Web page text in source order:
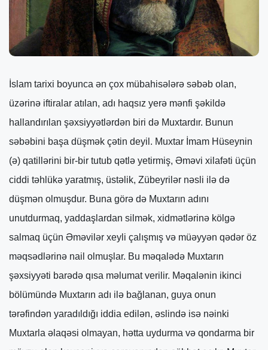
İslam tarixi boyunca ən çox mübahisələrə səbəb olan, üzərinə iftiralar atılan, adı haqsız yerə mənfi şəkildə hallandırılan şəxsiyyətlərdən biri də Muxtardır. Bunun səbəbini başa düşmək çətin deyil. Muxtar İmam Hüseynin (ə) qatillərini bir-bir tutub qətlə yetirmiş, Əməvi xilafəti üçün ciddi təhlükə yaratmış, üstəlik, Zübeyrilər nəsli ilə də düşmən olmuşdur. Buna görə də Muxtarın adını unutdurmaq, yaddaşlardan silmək, xidmətlərinə kölgə salmaq üçün Əməvilər xeyli çalışmış və müəyyən qədər öz məqsədlərinə nail olmuşlar. Bu məqalədə Muxtarın şəxsiyyəti barədə qısa məlumat verilir. Məqalənin ikinci bölümündə Muxtarın adı ilə bağlanan, guya onun tərəfindən yaradıldığı iddia edilən, əslində isə nəinki Muxtarla əlaqəsi olmayan, hətta uydurma və qondarma bir mövzu olan keysaniyyə cərəyanından söhbət açılır. Muxtar şiə məzhəbinin tarixində mühüm yer tutan şəxsiyyətlərdən biridir. Muxtar ibn Əbu Übeyd ibn Məsud Səqəfi hicrətin birinci ilində anadan olmuşdur. Əsli Taifdəndir. Atası Əbu Übeyd səhabələrdən olub, ikinci xəlifə Ömər ibn Xəttabın hakimiyyətinin əvvəllərində ailəsi ilə birlikdə Mədinəyə gəlmiş, İraqın fəthində iştirak etmiş və hicrətin 13-cü ilində (miladi 634-cü il) oğlu Cəbrlə birlikdə şəhid olmuşdu. Bundan sonra Muxtar əmisi Səid ibn Məsudun himayəsi altında yaşamağa başladı. Səid ibn Məsud Həzrət Əlinin (ə) tərəfindən Mədain valisi təyin edilmişdi. Muxtar kiçik yaşlarından Əhli-beytin məhəbbəti ilə böyümüşdü. İmam Əli (ə) tərəfindən ona “keysan” (zirək, diribaş) ləqəbinin verildiyini yazırlar. İmam Əli ibn Əbu Talibin (ə) zamanında Muxtar Kufədə yaşayırdı. O həzrətin şəhadətindən sonra Bəsrədə məskunlaşdı, sonra yenə Kufəyə qayıtdı. İmam Hüseynin (ə) elçisi Müslim ibn Əqil Kufədə məhz Muxtarın evində qalırdı. Müslimin qiyamından azacıq əvvəl Kufədəki əksər Əhli-beyt tərəfdarları kimi Muxtar da həbs edildi. Buna görə də o, Müslimin qiyamında və Kərbəla faciəsində iştirak edə bilmədi. İmam Hüseynin (ə) şəhadəti bütün Əhli-beyt tərəfdarları kimi Muxtarın qəlbində də təlatüm yaratdı. İmamın intiqamını almaq istəyi onun varlığına hakim kəsildi. Kufə valisi Übeydullah ibn Ziyad Muxtarı qətlə yetirmək istəyirdi. Lakin Muxtarın bacısı öz həyat yoldaşı Abdullah ibn Ömərdən xahiş etdi ki, qardaşının barəsində Yezidin qarşısında vəsatət qaldırsın. Abdullah ibn Ömərin xahişi ilə Yezid Muxtarın azad olunması barədə fərman verdi. Bu arada Abdullah ibn Zübeyr Əməvilər xilafətini bürümüş böhrandan faydalanaraq özünü xəlifə elan etdi. Məkkə və Mədinənin ardınca İraq da Abdullah ibn Zübeyrə tabe oldu. Artıq Kufəni onun göndərdiyi vali idarə edirdi. Keçmişdə Əməvilərə xidmət etmiş bir çoxları indi Abdullah ibn Zübeyrə qoşulmuşdular. Abdullah məşhur səhabə Züber ibn Avvamın oğlu idi. Cəməl savaşında atası Zübeyrlə eyni cəbhədə, İmam Əlinin (ə) əleyhinə vuruşmuşdu. Abdullah Əhli-beytə nifrət bəsləyirdi. Hətta Cəməl savaşında Zübeyr döyüşdən yayınmaq istədikdə, Abdullah onu danlamış və qorxaqlıqda təqsirləndirmişdi. İmam Əli (ə) Cəməl savaşından qabaq Zübeyrlə görüşəndə ona demişdi: “Biz səni Əbdülmüttəlib oğullarından hesab edirdik. Amma imansız oğlun Abdullah boya-başa çatandan sonra səninlə bizim aramızda ayrılıq saldı”. Abdullah Məkkədə hakim olduğu dövrdə xütbələrdə İmam Əlinin (ə) ruhuna təhqir və söyüşlə dolu ifadələr işlədirmiş. Onun Abdullah ibn Abbasla söhbət zamanı belə söylədiyini də rəvayət edirlər: “Qırx ildir ki, Əhli-beytə qarşı nifrəti ürəyimdə gizlədirdim” (Məsudi. Mürucüz-zəhəb, III, 80). Lakin o həm də mahir siyasətçi idi, öz məqsədinə çatmaq üçün ən müxtəlif üsullardan istifadə etməyi bacarırdı. Abdullah ibn Zübeyr Muxtarı da öz tərə-finə çəkməyə çalışırdı. Muxtar kimi möhkəm iradəli, bacarıqlı hərbçinin təcrübəsinə onun ehtiyacı vardı. Muxtar əvvəlcə onun tərəfinə keçmək fikrində idi; amma sonra Abdullahın qeyri-səmimi niyyətindən xəbərdar olub ondan uzaqlaşdı. İbn Zübeyrin təyin etdiyi Kufə valisi Muxtarı yenidən zindana saldı; amma o, bu dəfə də öz qaynının vəsatəti ilə həbsdən xilas oldu. Muxtar artıq açıq silahlı çıxış üçün şəraitin yetişdiyini görüb hərəkətə başladı. Malik Əştərin oğlu İbrahim Muxtara qoşulduqdan sonra qiyamçıların qüvvəsi daha da artdı. Hicri 66-cı il rəbiül-axir ayında (miladi 685-ci il) Muxtar Kufədə qiyam qaldırdı. O, dörd prinsip əsasında camaatdan beyət alırdı: Allahın kitabına (Qurana) əsasən hökm vermək, Peyğəmbər sünnəsinə əməl etmək, İmam Hüseynin (ə) qatillərindən intiqam almaq və məzlumlara yardımçı olmaq. Muxtarın tərəfdarları Abdullah ibn Zübeyrin təyin etdiyi Kufə valisini şəhərdən qovdular. (İkinci hissə) Muxtarın qiyamında güc nisbəti tez-tez dəyişirdi. Belə ki, İbrahim ibn Malik Əştər qoşunun əksəriyyəti ilə şəhər ətrafındakı düşmən dəstələri ilə döyüşdüyü zaman Kufədəki müxalifət qüvvələri bir neçə dəfə Muxtarı mühasirəyə alıb çətin vəziyyətdə qoymuşdular. Hər dəfə İbrahimin Kufəyə qayıtması Muxtarı xilas etmişdi. Əməvilərin Kufə valisi Übeydullah ibn Ziyad məğlubiyyətlə barışa bilmirdi. O, Kufəni geri almaq üçün böyük bir qoşunla şəhər üzərinə hücuma keçdi. Lakin İbrahim ibn Malik Əştərlə döyüşdə Əməvi qoşunu darmadağın edildi, Übeydullah ibn Ziyad öldürüldü. Onun kəsik başını Muxtarın hüzuruna gətirdilər, Muxtar da onu İmam Zeynül-abidinə (ə) göndərdi. Deyirlər ki, İmam Zeynül-abidin (ə) atasını qətlə yetirmiş şəxsin kəsik başını görəndə şükr səcdəsi etmiş və Muxtara xeyir-dua vermişdi. Muxtar Kərbəla faciəsində əli olan hər kəsi tutub, törətdiyi cinayətin ağırlığına uyğun olaraq işgəncə ilə qətlə yetirirdi. Əlləri¬ni İmam Hüseynin (ə) və tərəfdarlarının qanına bulamış Ömər ibn Səd, Şümr ibn Zil-cövşən, Sinan ibn Ənəs, Xuli ibn Yezid Əsbəhi, Əmr ibn Həccac Zibeydi, Hərmələ ibn Kahil, Bəcdəl ibn Süleym, Mürrə ibn Münqiz, Həkim ibn Tüfeyl və başqaları Muxtarın əmri ilə öldürüldülər. Bununla da Muxtar öz vədinə sadiq qalıb, İmam Hüsey¬nin (ə) qatillərindən intiqam almış oldu. Übeydullah ibn Ziyad qətlə yetirildikdən sonra Mosul, Bəsrə və Mədain şəhərləri də Muxtarın əlinə keçdi. Abdullah ibn Zübeyr Muxtarın qələbə xəbərlərini eşidəndə Ərəbistan əhalisinin də onun tərəfinə keçə biləcəyindən narahat oldu. Məkkə və Mədinədə böyük nüfuz sahibi olan Mühəmməd ibn Hənəfiyyə, Abdullah ibn Abbas kimi Bəni-Haşim böyükləri camaatı Muxtarın ətrafına səsləyə bilərdilər. Abdullah ibn Zübeyr Bəni-Haşim seyidlərindən 17 nəfəri (yuxarıda adları çəkilən iki nəfər də daxil olmaqla) Məkkə ətrafındakı Arim dərəsində həbs etdirdi. Abdullah bu nüfuzlu insanların qarşısında tələb qoydu ki, ona beyət etsinlər; əgər bir neçə gün ərzində beyət etməsələr, onları tonqalda yandırmaqla hədələdi. Bu məqsədlə artıq Arim dərəsinə xeyli odun yığmışdılar. Muxtar bundan xəbər tutan kimi qəfil bir hücumla Bəni-Haşim əsirlərini azad etdi. Abdullah ibn Zübeyr öz qardaşı Müsəbi Muxtarla döyüşə yolladı. Müsəb Bəsrə şəhərini ələ keçirib burada düşərgə qurdu. Kufədə Muxtardan narazı olan qüvvələr də Müsəbə qoşuldular. Kufə yaxınlığında baş vermiş gərgin döyüşdə Muxtarın qoşunu məğlub oldu. Muxtar bir neçə min tərəfdarı ilə Kufədəki Darül-imarəyə (valinin qəsrinə) çəkildi. Uzun müddətli mühasirə nəticəsində Muxtarın tərəfdarlarının sayı get-gedə azalırdı. Onların bir hissəsi döyüşdə həlak olmuş, bir hissəsi də qaçmışdı. Muxtar hər gün bir dəstə döyüşçü ilə darül-imarədən çıxıb vuruşur və yenə sığınacağa qayıdırdı. Hicri 67-ci il ramazan ayının 14-də (miladi 687-ci il) Muxtar döyüşdə şəhid oldu. Onun darül-imarədəki tərəfdarları savaşmaqdan imtina edib aman istədilər. Müsəb onlara aman verdi, amma sığınacaqdan çıxan kimi hamısını öldürməyi əmr etdi. Muxtarın həyat yoldaşını da öz ərini peyğəmbər saymaq ittihamı ilə yalandan təqsirləndirib öldürdülər. Muxtarın başını kəsib Abdullah ibn Zübeyr üçün göndərdilər, qollarını doğrayıb Kufə məscidinin divarından asdılar. Muxtarın məzarı Kufə məscidinin şərq tərəfində, Müslim ibn Əqilin qəbrinin yanında yerləşir. Muxtarın şəxsiyyəti barədə şiə mənbələrindəki məlumatlar ziddiyyətlidir. Bəzi rəvayətlərdə onun imamət məsələsində fərqli mövqe tutduğu, Mühəmməd ibn Hənəfiyyəni imam və mehdi kimi qəbul etdiyi bildirilir. Lakin əksər hədislərdən məlum olur ki, şiə imamları Muxtar haqqında müsbət fikirdə olmuş və onun qiyamını razılıqla qarşılamışdılar. Bu hədisləri Əllamə Məclisi “Biharül-ənvar” kitabında qeyd etmişdir (Əllamə Məclisi. Biharül-ənvar, XLV, 342-390). Həmin hədislərin birində deyilir ki, İmam Mühəmməd Baqir (ə) camaatın Muxtar haqqında nalayiq sözlər danışdığını eşidəndə buyurmuşdur: “Muxtarı söyməyin. O bizim şəhidlərimizin qatillərini öldürdü, intiqamımızı aldı…” (Üçüncü hissə) Muxtar özündən məzhəb yaradıbmı? Muxtarın şəxsiyyəti və həyatı barədə məlumat verdik və qeyd etdik ki, onun ruhuna atılan böhtanlardan biri də guya şiə məzhəbi daxilində ilk parçalanmanı – keysaniyyə məzhəbini yaratması iddiasıdır. Bu məqalədə keysaniyyə məzhəbi barədə həqiqətləri diqqətinizə çatdırırıq. Keysaniyyə şiə məzhəbi daxilində ilk ciddi parçalanma nəticəsində yarandığı iddia edilən, əslində isə şiəliyə aidliyi şübhə altında olan məzhəbin adıdır. Bu məzhəbin adını İmam Əli ibn Əbu Talibin (ə) nökəri Keysanla bağlayırlar. Başqa bir məlumata görə, “keysan” Muxtar Səqəfinin ləqəbi idi. “Zirək, fərasətli” mənasını bildirən bu ləqəbi guya İmam Əli ibn Əbu Talib (ə) körpə Muxtara veribmiş. Bəziləri “keysan” ləqəbinin Həzrət Əlinin (ə) oğlu Mühəmməd ibn Hənəfiyyə tərəfindən Muxtara verildiyini, bəziləri isə Muxtarın silahdaşlarından birinin bu adı daşıdığını söyləyirlər. Göründüyü kimi, keysaniyyə cərəyanının mənşəyi barədə məlumatlar çox ziddiyyətlidir. Dini mənbələrdə keysaniləri bu cür xarakterizə edirlər: Onlar guya İmam Hüseyndən (ə) sonra Mühəmməd ibn Hənəfiyyənin imamlığını qəbul edirdilər. Keysaniyyə əqidəsində İmam Hüseynin (ə) intiqamını almaq uğrunda mübarizə aparmaq mühüm amil sayılırmış. Onların əqidəsincə, Əli (ə) övladlarından hər kim zülmə qarşı mübarizə aparırsa və ya belə bir mübarizəni dəstəkləyirsə, həqiqi imam odur. İmam Zeynül-abidin (ə) Əməvi rejiminə qarşı silahlı qiyamdan imtina etdiyi üçün, keysanilər Mühəmməd Hənəfiyyəni imam kimi tanıyırmışlar; çünki o, Muxta